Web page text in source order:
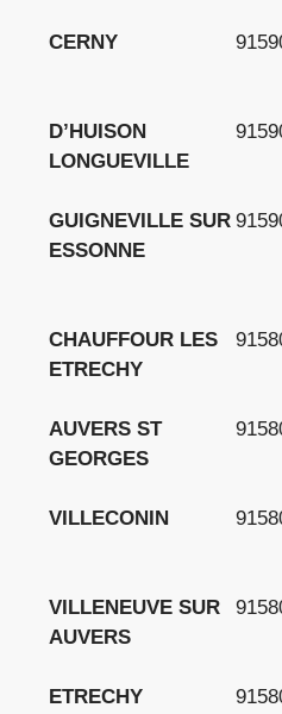
CERNY
D’HUISON
LONGUEVILLE
GUIGNEVILLE SUR
ESSONNE
CHAUFFOUR LES
ETRECHY
AUVERS ST
GEORGES
VILLECONIN
VILLENEUVE SUR
AUVERS
ETRECHY